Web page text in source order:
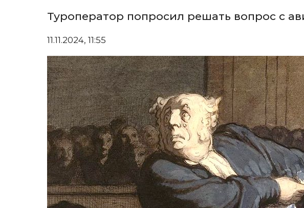
Туроператор попросил решать вопрос с
11.11.2024, 11:55